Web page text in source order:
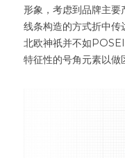
形象，考虑到品牌主要
线条构造的方式折中传
北欧神祇并不如
特征性的号角元素以做